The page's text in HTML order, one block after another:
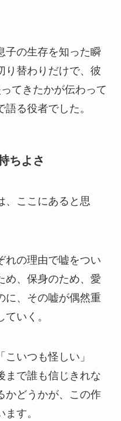
子の生存を知った瞬
り替わりだけで、彼
てきたかが伝わって
る役者でした。
ちよさ
、ここにあると思
れの理由で嘘をつい
め、保身のため、愛
に、その嘘が偶然重
いく。
いつも怪しい」
まで誰も信じきれな
かどうかが、この作
す。